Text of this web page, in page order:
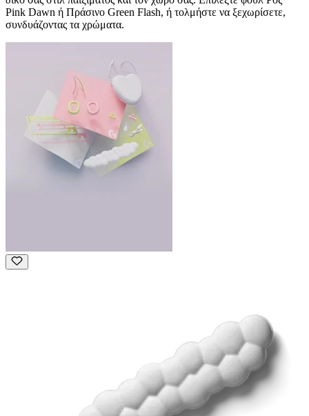
Pink Dawn ή Πράσινο Green Flash, ή τολμήστε να ξεχωρίσετε,
συνδυάζοντας τα χρώματα.